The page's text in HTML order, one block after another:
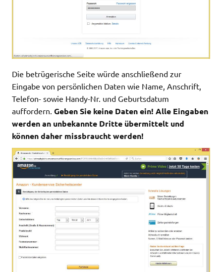
Die betrügerische Seite würde anschließend zur
Eingabe von persönlichen Daten wie Name, Anschrift,
Telefon- sowie Handy-Nr. und Geburtsdatum
auffordern. Geben Sie keine Daten ein! Alle Eingaben
werden an unbekannte Dritte übermittelt und
können daher missbraucht werden!